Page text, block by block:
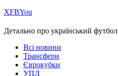
ХFBYou
Детально про український футбол
Всі новини
Трансфери
Єврокубки
УПЛ